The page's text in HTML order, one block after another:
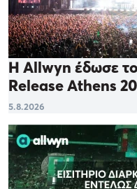
Η Allwyn έδωσε
Release Athens
5.8.2026